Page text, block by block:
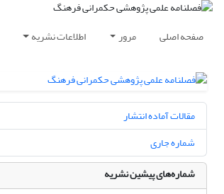
صفحه اصلی مرور اطلاعات نشریه
مقالات آماده انتشار
شماره جاری
شماره‌های پیشین نشریه